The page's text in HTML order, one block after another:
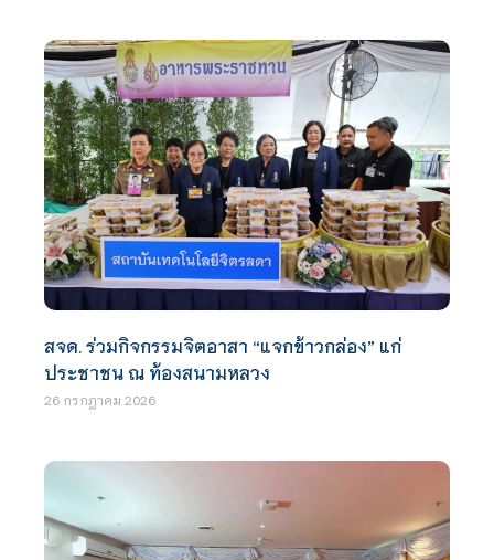
สจด. ร่วมกิจกรรมจิตอาสา “แจกข้าวกล่อง” แก่
ประชาชน ณ ท้องสนามหลวง
26 กรกฎาคม 2026